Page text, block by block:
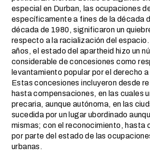
especial en Durban, las ocupaciones
específicamente a fines de la década
década de 1980, significaron un
respecto a la racialización del
años, el estado del apartheid hizo un
considerable de concesiones como
levantamiento popular por el derecho
Estas concesiones incluyeron desde
hasta compensaciones, en las cuales
precaria, aunque autónoma, en las
sucedida por un lugar ubordinado
mismas; con el reconocimiento, hasta
por parte del estado de las
urbanas.